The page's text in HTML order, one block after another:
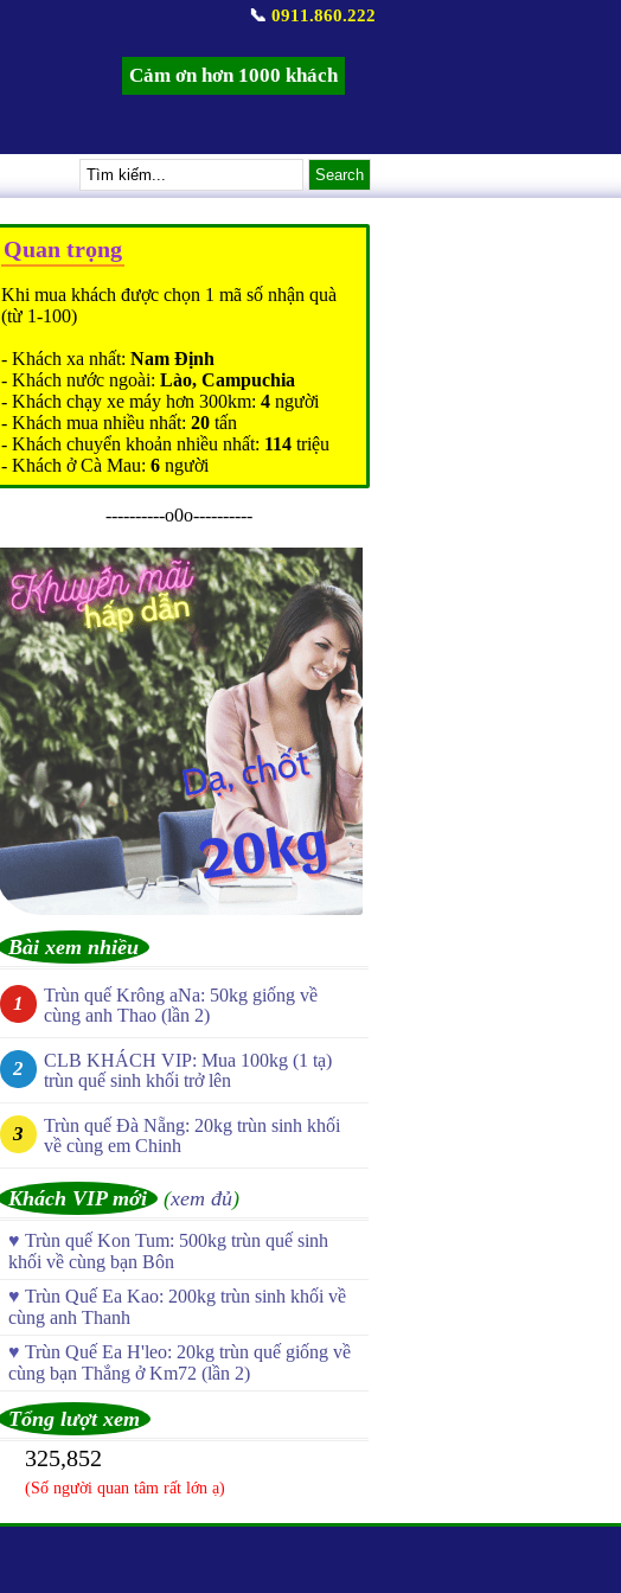
📞 0911.860.222
Cảm ơn hơn 1000 khách
Quan trọng
Khi mua khách được chọn 1 mã số nhận quà
(từ 1-100)
- Khách xa nhất: Nam Định
- Khách nước ngoài: Lào, Campuchia
- Khách chạy xe máy hơn 300km: 4 người
- Khách mua nhiều nhất: 20 tấn
- Khách chuyển khoản nhiều nhất: 114 triệu
- Khách ở Cà Mau: 6 người
----------o0o----------
Bài xem nhiều
Trùn quế Krông aNa: 50kg giống về
cùng anh Thao (lần 2)
CLB KHÁCH VIP: Mua 100kg (1 tạ)
trùn quế sinh khối trở lên
Trùn quế Đà Nẵng: 20kg trùn sinh khối
về cùng em Chinh
Khách VIP mới (xem đủ)
♥ Trùn quế Kon Tum: 500kg trùn quế sinh
khối về cùng bạn Bôn
♥ Trùn Quế Ea Kao: 200kg trùn sinh khối về
cùng anh Thanh
♥ Trùn Quế Ea H'leo: 20kg trùn quế giống về
cùng bạn Thắng ở Km72 (lần 2)
Tổng lượt xem
325,852
(Số người quan tâm rất lớn ạ)